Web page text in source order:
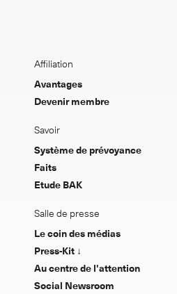
Affiliation
Avantages
Devenir membre
Savoir
Système de prévoyance
Faits
Etude BAK
Salle de presse
Le coin des médias
Press-Kit ↓
Au centre de l'attention
Social Newsroom